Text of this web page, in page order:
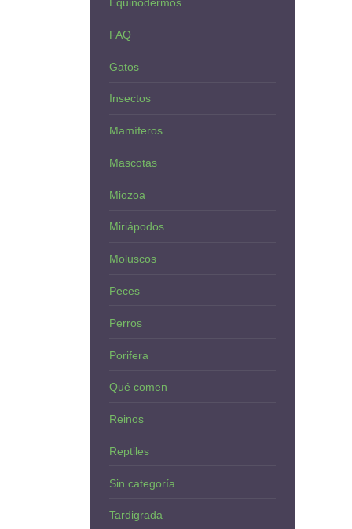
FAQ
Gatos
Insectos
Mamíferos
Mascotas
Miozoa
Miriápodos
Moluscos
Peces
Perros
Porifera
Qué comen
Reinos
Reptiles
Sin categoría
Tardigrada